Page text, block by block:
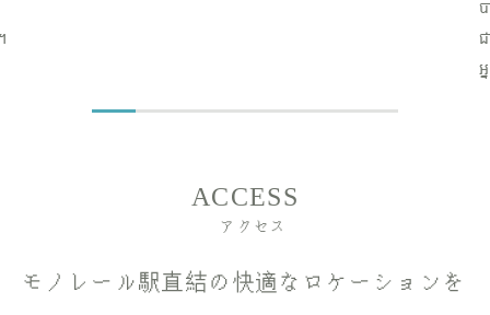
អ្
ACCESS
アクセス
モノレール駅直結の快適なロケーションを